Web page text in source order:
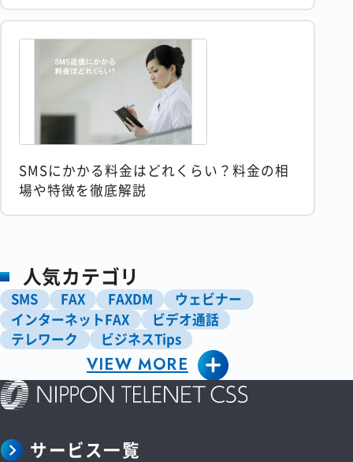
SMSにかかる料金はどれくらい？料金の相
場や特徴を徹底解説
人気カテゴリ
SMS FAX FAXDM
ウェビナー
インターネットFAX
ビデオ通話
テレワーク
ビジネスTips
VIEW MORE
ペーパーレス化 マーケティング
営業
業務効率化
サービス一覧